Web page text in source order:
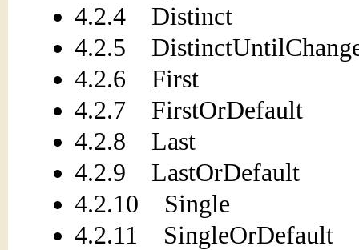
4.2.4 Distinct
4.2.5
4.2.6 First
4.2.7 FirstOrDefault
4.2.8 Last
4.2.9 LastOrDefault
4.2.10 Single
4.2.11 SingleOrDefault